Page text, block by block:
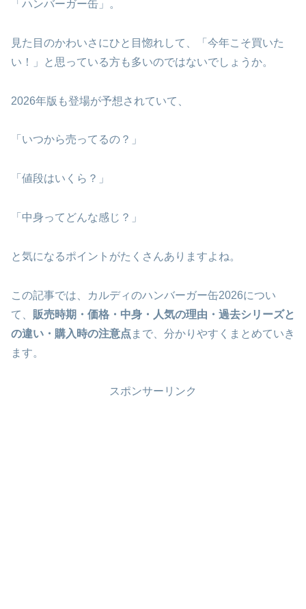
「ハンバーガー缶」。
見た目のかわいさにひと目惚れして、「今年こそ買いた
い！」と思っている方も多いのではないでしょうか。
2026年版も登場が予想されていて、
「いつから売ってるの？」
「値段はいくら？」
「中身ってどんな感じ？」
と気になるポイントがたくさんありますよね。
この記事では、カルディのハンバーガー缶2026につい
て、 販売時期・価格・中身・人気の理由・過去シリーズと
の違い・購入時の注意点 まで、分かりやすくまとめていき
ます。
スポンサーリンク